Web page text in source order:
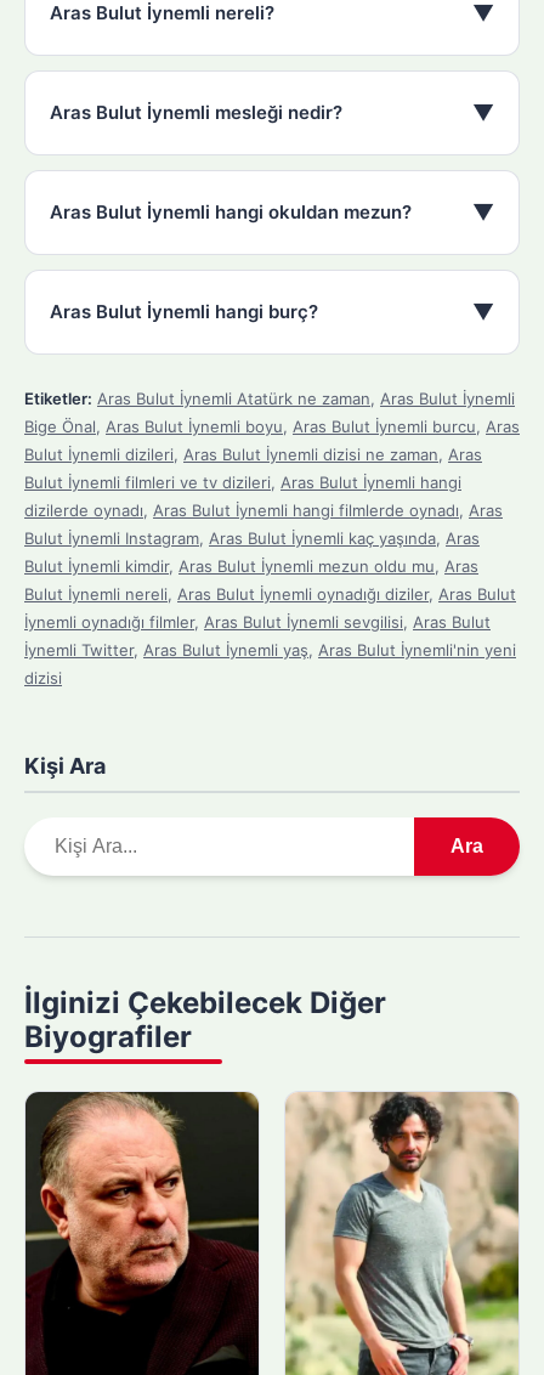
Aras Bulut İynemli nereli? ▼
Aras Bulut İynemli mesleği nedir? ▼
Aras Bulut İynemli hangi okuldan mezun? ▼
Aras Bulut İynemli hangi burç? ▼
Etiketler: Aras Bulut İynemli Atatürk ne zaman, Aras Bulut İynemli
Bige Önal, Aras Bulut İynemli boyu, Aras Bulut İynemli burcu, Aras
Bulut İynemli dizileri, Aras Bulut İynemli dizisi ne zaman, Aras
Bulut İynemli filmleri ve tv dizileri, Aras Bulut İynemli hangi
dizilerde oynadı, Aras Bulut İynemli hangi filmlerde oynadı, Aras
Bulut İynemli Instagram, Aras Bulut İynemli kaç yaşında, Aras
Bulut İynemli kimdir, Aras Bulut İynemli mezun oldu mu, Aras
Bulut İynemli nereli, Aras Bulut İynemli oynadığı diziler, Aras Bulut
İynemli oynadığı filmler, Aras Bulut İynemli sevgilisi, Aras Bulut
İynemli Twitter, Aras Bulut İynemli yaş, Aras Bulut İynemli'nin yeni
dizisi
Kişi Ara
r
y
a
p
n
Ara
İlginizi Çekebilecek Diğer
Biyografiler